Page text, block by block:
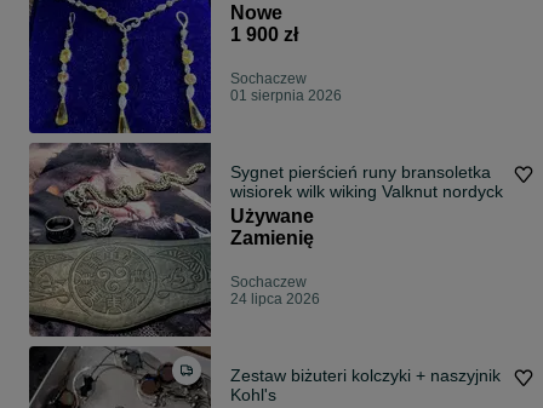
Nowe
1 900 zł
Sochaczew
01 sierpnia 2026
Sygnet pierścień runy bransoletka
wisiorek wilk wiking Valknut nordyck
Używane
Zamienię
Sochaczew
24 lipca 2026
Zestaw biżuteri kolczyki + naszyjnik
Kohl's